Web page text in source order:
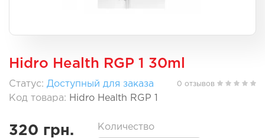
Hidro Health RGP 1 30ml
Статус: Доступный для заказа
Код товара: Hidro Health RGP 1
0 отзывов
320 грн. Количество